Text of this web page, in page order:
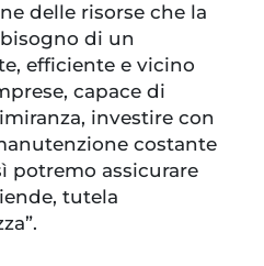
delle risorse che la
bisogno di un
efficiente e vicino
capace di
investire con
costante
potremo assicurare
tutela